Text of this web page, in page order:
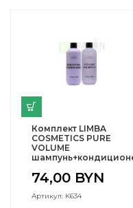
Комплект LIMBA
COSMETICS PURE
VOLUME
74,00 BYN
Артикул: K634